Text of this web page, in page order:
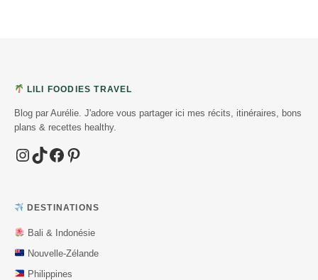
LILI FOODIES TRAVEL
Blog par Aurélie. J'adore vous partager ici mes récits, itinéraires, bons
plans & recettes healthy.
Instagram
TikTokFacebook
Pinterest
DESTINATIONS
Bali & Indonésie
Nouvelle-Zélande
Philippines